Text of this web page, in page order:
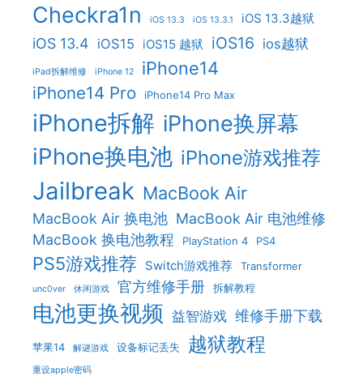
Checkra1n iOS 13.3 iOS 13.3.1 iOS 13.3越狱
iOS 13.4 iOS15 iOS15 越狱 iOS16 ios越狱
iPad拆解维修 iPhone 12 iPhone14
iPhone14 Pro iPhone14 Pro Max
iPhone拆解 iPhone换屏幕
iPhone换电池 iPhone游戏推荐
Jailbreak MacBook Air
MacBook Air 换电池 MacBook Air 电池维修
MacBook 换电池教程
PlayStation 4 PS4
PS5游戏推荐 Switch游戏推荐 Transformer
unc0ver 休闲游戏 官方维修手册 拆解教程
电池更换视频 益智游戏 维修手册下载
苹果14 解谜游戏 设备标记丢失 越狱教程
重设apple密码